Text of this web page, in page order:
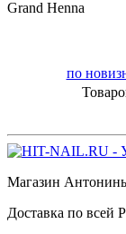
Grand Henna
по
Магазин
Доставка по всей